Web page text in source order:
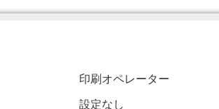
印刷オペレーター
設定なし